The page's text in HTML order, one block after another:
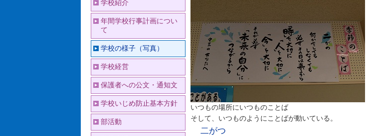
いつもの場所にいつものことば
そして、いつものようにことばが動いている。
二がつ
学校紹介
年間学校行事計画につい
て
学校の様子（写真）
学校経営
保護者への公文・通知文
学校いじめ防止基本方針
部活動